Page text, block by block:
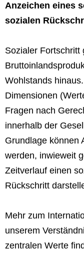
Anzeichen eines
sozialen
Sozialer Fortschritt
Wohlstands
Dimensionen
Fragen nach
innerhalb der
Grundlage können
werden, inwieweit
Zeitverlauf einen
Rückschritt
Mehr zum
unserem
zentralen Werte